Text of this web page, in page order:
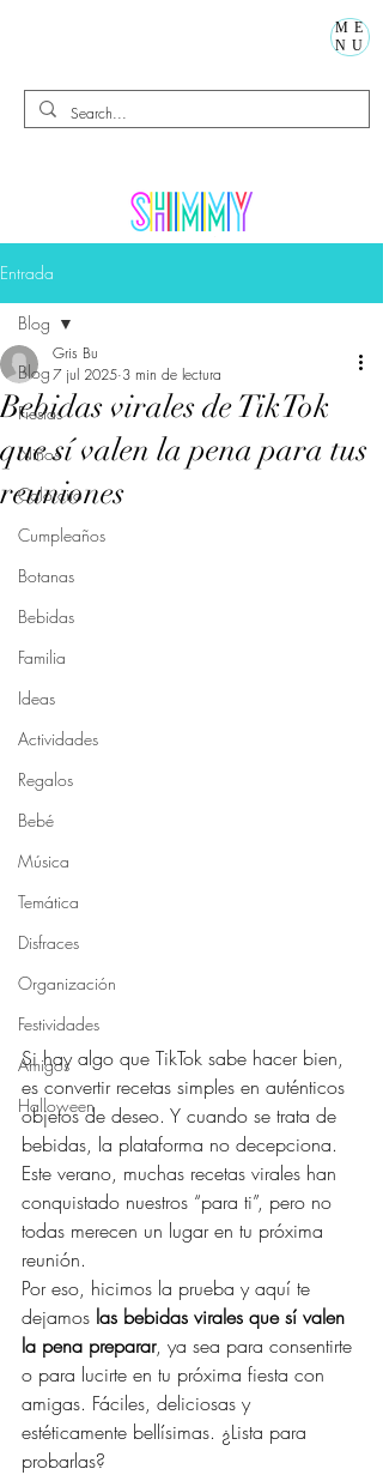
ME
NU
Entrada
Blog
Fiestas
Niños
Calorcito
Cumpleaños
Botanas
Bebidas
Familia
Ideas
Actividades
Regalos
Bebé
Música
Temática
Disfraces
Organización
Festividades
Amigos
Halloween
Blog
Bebidas virales de TikTok
que sí valen la pena para tus
reuniones
Gris Bu
7 jul 2025 3 min de lectura
Si hay algo que TikTok sabe hacer bien,
es convertir recetas simples en auténticos
objetos de deseo. Y cuando se trata de
bebidas, la plataforma no decepciona.
Este verano, muchas recetas virales han
conquistado nuestros “para ti”, pero no
todas merecen un lugar en tu próxima
reunión.
Por eso, hicimos la prueba y aquí te
dejamos las bebidas virales que sí valen
la pena preparar, ya sea para consentirte
o para lucirte en tu próxima fiesta con
amigas. Fáciles, deliciosas y
estéticamente bellísimas. ¿Lista para
probarlas?